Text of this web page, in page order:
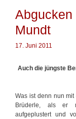
o
i
o
e
Abgucken
Mundt
17. Juni 2011
Auch die jüngste
Was ist denn nun
Brüderle, als er
aufgeplustert und